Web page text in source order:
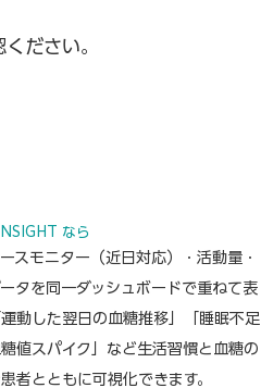
ださい。
なら
スモニター（近日対応）・活動量・
タを同一ダッシュボードで重ねて表
動した翌日の血糖推移」「睡眠不足
値スパイク」など生活習慣と血糖の
者とともに可視化できます。